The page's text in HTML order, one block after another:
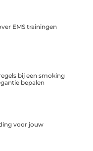
EMS trainingen
bij een smoking
bepalen
voor jouw